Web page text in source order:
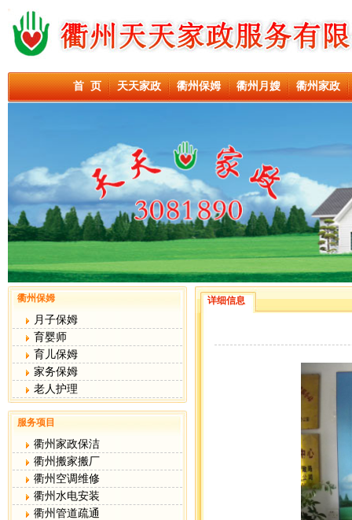
首 页 天天家政 衢州保姆 衢州月嫂 衢州家政
衢州保姆
月子保姆
育婴师
育儿保姆
家务保姆
老人护理
服务项目
衢州家政保洁
衢州搬家搬厂
衢州空调维修
衢州水电安装
衢州管道疏通
详细信息